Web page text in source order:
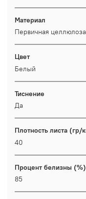
Материал
Первичная целлюлоза
Цвет
Белый
Тиснение
Да
Плотность листа (гр/
40
Процент белизны (%)
85